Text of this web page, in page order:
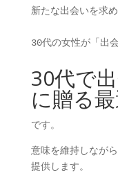
新たな出会いを求
30代の女性が「出
30代で
に贈る
です。
意味を維持しなが
提供します。